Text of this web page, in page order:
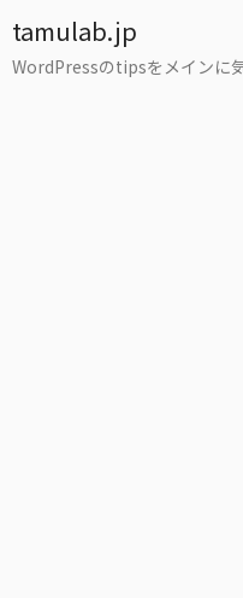
tamulab.jp
WordPressのtipsをメインに